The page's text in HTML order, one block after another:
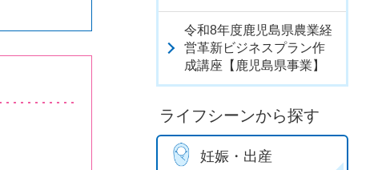
令和8年度鹿児島県農業経
営革新ビジネスプラン作
成講座【鹿児島県事業】
ライフシーンから探す
妊娠・出産